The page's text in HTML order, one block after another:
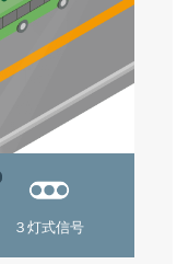
３灯式信号